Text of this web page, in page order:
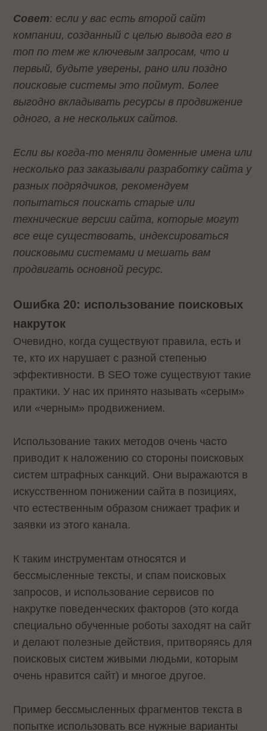
Совет: если у вас есть второй сайт
компании, созданный с целью вывода его в
топ по тем же ключевым запросам, что и
первый, будьте уверены, рано или поздно
поисковые системы это поймут. Более
выгодно вкладывать ресурсы в продвижение
одного, а не нескольких сайтов.
Если вы когда-то меняли доменные имена или
несколько раз заказывали разработку сайта у
разных подрядчиков, рекомендуем
попытаться поискать старые или
технические версии сайта, которые могут
все еще существовать, индексироваться
поисковыми системами и мешать вам
продвигать основной ресурс.
Ошибка 20: использование поисковых
накруток
Очевидно, когда существуют правила, есть и
те, кто их нарушает с разной степенью
эффективности. В SEO тоже существуют такие
практики. У нас их принято называть «серым»
или «черным» продвижением.
Использование таких методов очень часто
приводит к наложению со стороны поисковых
систем штрафных санкций. Они выражаются в
искусственном понижении сайта в позициях,
что естественным образом снижает трафик и
заявки из этого канала.
К таким инструментам относятся и
бессмысленные тексты, и спам поисковых
запросов, и использование сервисов по
накрутке поведенческих факторов (это когда
специально обученные роботы заходят на сайт
и делают полезные действия, притворяясь для
поисковых систем живыми людьми, которым
очень нравится сайт) и многое другое.
Пример бессмысленных фрагментов текста в
попытке использовать все нужные варианты